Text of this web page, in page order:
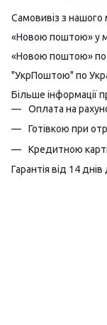
Самовивіз з
«Новою поштою» у
«Новою поштою» по
"УкрПоштою" по
Більше інформації
Оплата на
Готівкою при
Кредитною
Гарантія від 14 днів